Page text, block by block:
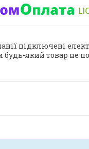
підключені
будь-який товар не